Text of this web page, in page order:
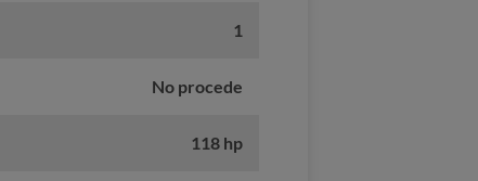
1
No procede
118 hp